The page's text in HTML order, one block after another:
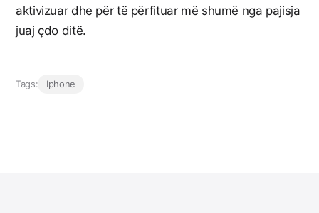
aktivizuar dhe për të përfituar më shumë nga pajisja
juaj çdo ditë.
Tags: Iphone